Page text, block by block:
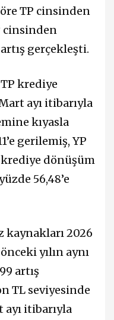
TP cinsinden
cinsinden
gerçekleşti.
krediye
ayı itibarıyla
kıyasla
gerilemiş, YP
krediye dönüşüm
56,48’e
kaynakları 2026
yılın aynı
artış
TL seviyesinde
ayı itibarıyla